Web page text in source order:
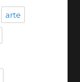
arte